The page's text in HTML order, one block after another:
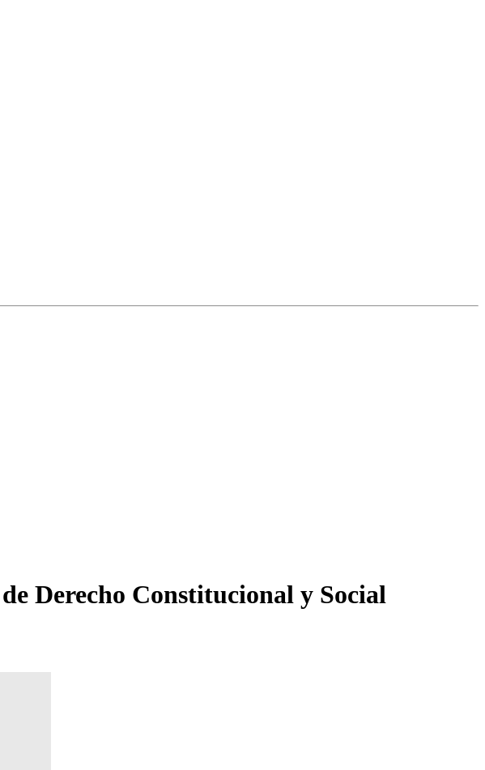
Derecho Constitucional y Social